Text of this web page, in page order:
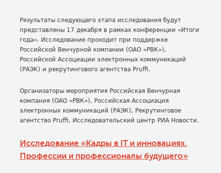
Результаты следующего этапа исследования будут
представлены 17 декабря в рамках конференции «Итоги
года». Исследование проходит при поддержке
Российской Венчурной компании (ОАО «РВК»),
Российской Ассоциации электронных коммуникаций
(РАЭК) и рекрутингового агентства Pruffi.
Организаторы мероприятия Российская Венчурная
компания (ОАО «РВК»), Российская Ассоциация
электронных коммуникаций (РАЭК), Рекрутинговое
агентство Pruffi, Исследовательский центр РИА Новости.
Исследование «Кадры в IT и инновациях.
Профессии и профессионалы будущего»